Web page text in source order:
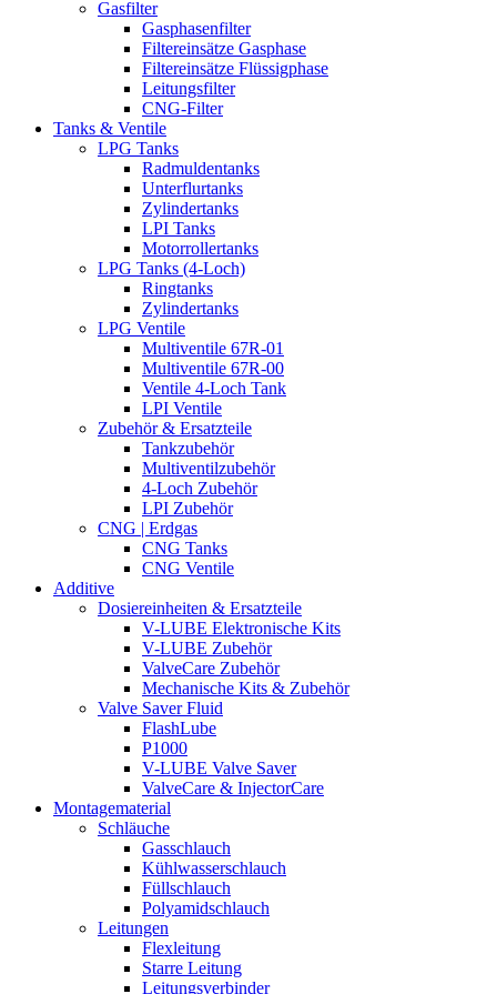
Gasfilter
Gasphasenfilter
Filtereinsätze Gasphase
Filtereinsätze Flüssigphase
Leitungsfilter
CNG-Filter
Tanks & Ventile
LPG Tanks
Radmuldentanks
Unterflurtanks
Zylindertanks
LPI Tanks
Motorrollertanks
LPG Tanks (4-Loch)
Ringtanks
Zylindertanks
LPG Ventile
Multiventile 67R-01
Multiventile 67R-00
Ventile 4-Loch Tank
LPI Ventile
Zubehör & Ersatzteile
Tankzubehör
Multiventilzubehör
4-Loch Zubehör
LPI Zubehör
CNG | Erdgas
CNG Tanks
CNG Ventile
Additive
Dosiereinheiten & Ersatzteile
V-LUBE Elektronische Kits
V-LUBE Zubehör
ValveCare Zubehör
Mechanische Kits & Zubehör
Valve Saver Fluid
FlashLube
P1000
V-LUBE Valve Saver
ValveCare & InjectorCare
Montagematerial
Schläuche
Gasschlauch
Kühlwasserschlauch
Füllschlauch
Polyamidschlauch
Leitungen
Flexleitung
Starre Leitung
Leitungsverbinder